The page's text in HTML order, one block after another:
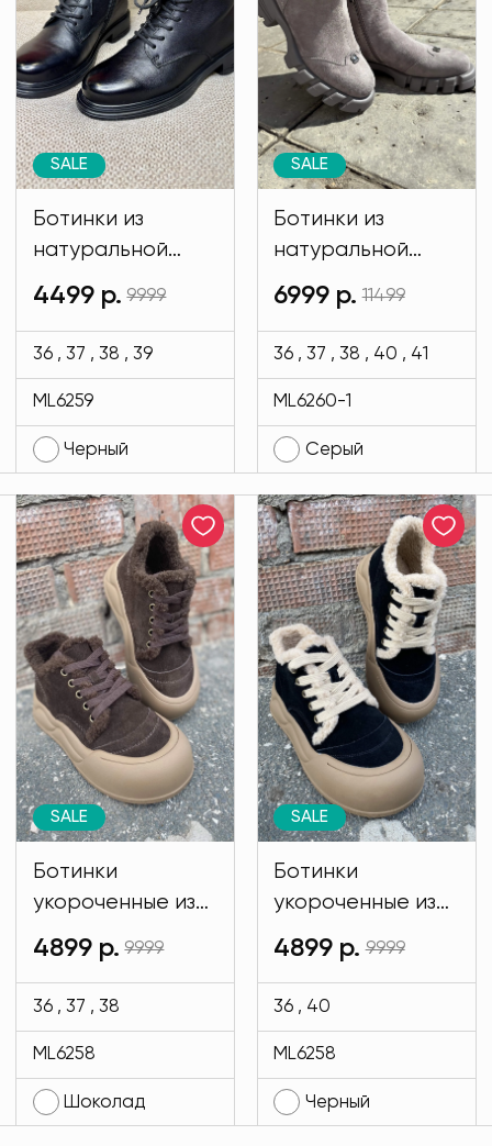
Ботинки из
натуральной
кожи черного
цвета MODLAV
ML6259-13
SALE
4499 р. 9999
36 , 37 , 38 , 39
ML6259
Черный
Ботинки из
натуральной
замши ЗИМА
серого цвета
MODLAV ML6260-
1-29
SALE
6999 р. 11499
36 , 37 , 38 , 40 , 41
ML6260-1
Серый
Ботинки
укороченные из
натуральной
шоколадного
цвета MODLAV
ML6258-785
SALE
4899 р. 9999
36 , 37 , 38
ML6258
Шоколад
Ботинки
укороченные из
натуральной
замши черного
цвета MODLAV
ML6258-13
SALE
4899 р. 9999
36 , 40
ML6258
Черный